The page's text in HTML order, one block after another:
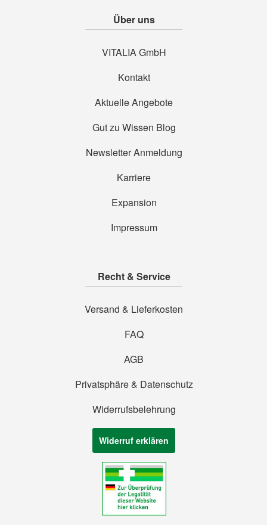
Über uns
VITALIA GmbH
Kontakt
Aktuelle Angebote
Gut zu Wissen Blog
Newsletter Anmeldung
Karriere
Expansion
Impressum
Recht & Service
Versand & Lieferkosten
FAQ
AGB
Privatsphäre & Datenschutz
Widerrufsbelehrung
Widerruf erklären